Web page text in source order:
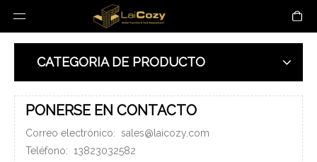
CATEGORIA DE PRODUCTO
PONERSE EN CONTACTO
Correo electrónico: sales@laicozy.com
Teléfono: 13823032582